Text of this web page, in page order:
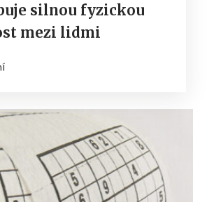
silnou fyzickou
mezi lidmi